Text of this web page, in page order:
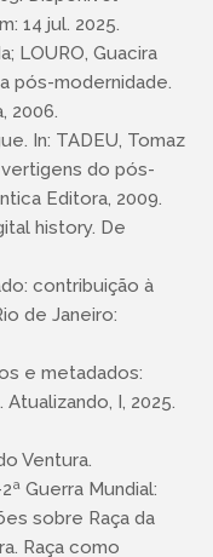
14 jul. 2025.
LOURO, Guacira
pós-modernidade.
2006.
In: TADEU, Tomaz
do pós-
Editora, 2009.
history. De
contribuição à
de Janeiro:
e metadados:
I, 2025.
Ventura.
Guerra Mundial:
sobre Raça da
Raça como